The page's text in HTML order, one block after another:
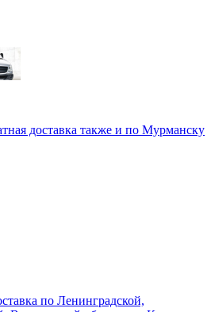
доставка также и по Мурманску
по Ленинградской,